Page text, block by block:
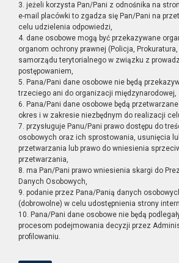
3. jeżeli korzysta Pan/Pani z odnośnika na
e-mail placówki to zgadza się Pan/Pani na
celu udzielenia odpowiedzi,
4. dane osobowe mogą być przekazywane
organom ochrony prawnej (Policja,
samorządu terytorialnego w związku z
postępowaniem,
5. Pana/Pani dane osobowe nie będą
trzeciego ani do organizacji międzynarodowej,
6. Pana/Pani dane osobowe będą
okres i w zakresie niezbędnym do realizacji
7. przysługuje Panu/Pani prawo dostępu do
osobowych oraz ich sprostowania, usunięcia
przetwarzania lub prawo do wniesienia
przetwarzania,
8. ma Pan/Pani prawo wniesienia skargi do
Danych Osobowych,
9. podanie przez Pana/Panią danych
(dobrowolne) w celu udostępnienia strony
10. Pana/Pani dane osobowe nie będą
procesom podejmowania decyzji przez
profilowaniu.